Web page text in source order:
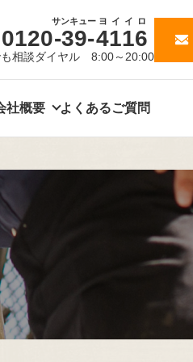
0120-39-
サンキュー
4116
ヨイイロ
相談ダイヤル 8:00～20:00
社概要 よくあるご質問